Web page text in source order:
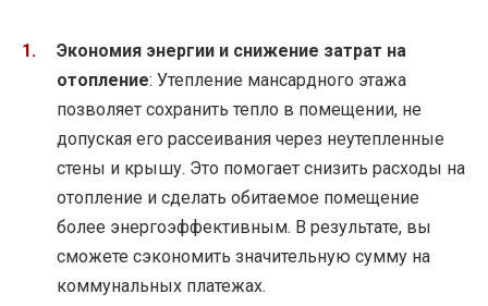
Экономия энергии и снижение затрат на
отопление: Утепление мансардного этажа
позволяет сохранить тепло в помещении, не
допуская его рассеивания через неутепленные
стены и крышу. Это помогает снизить расходы на
отопление и сделать обитаемое помещение
более энергоэффективным. В результате, вы
сможете сэкономить значительную сумму на
коммунальных платежах.